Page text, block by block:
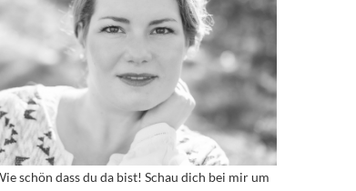
schön dass du da bist! Schau dich bei mir um